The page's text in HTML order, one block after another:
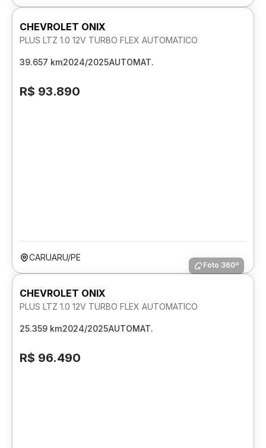
CHEVROLET ONIX
PLUS LTZ 1.0 12V TURBO FLEX AUTOMATICO
39.657 km2024/2025AUTOMAT.
R$ 93.890
CARUARU/PE
Foto 360º
CHEVROLET ONIX
PLUS LTZ 1.0 12V TURBO FLEX AUTOMATICO
25.359 km2024/2025AUTOMAT.
R$ 96.490